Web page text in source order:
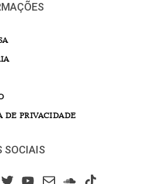
DE PRIVACIDADE
SOCIAIS